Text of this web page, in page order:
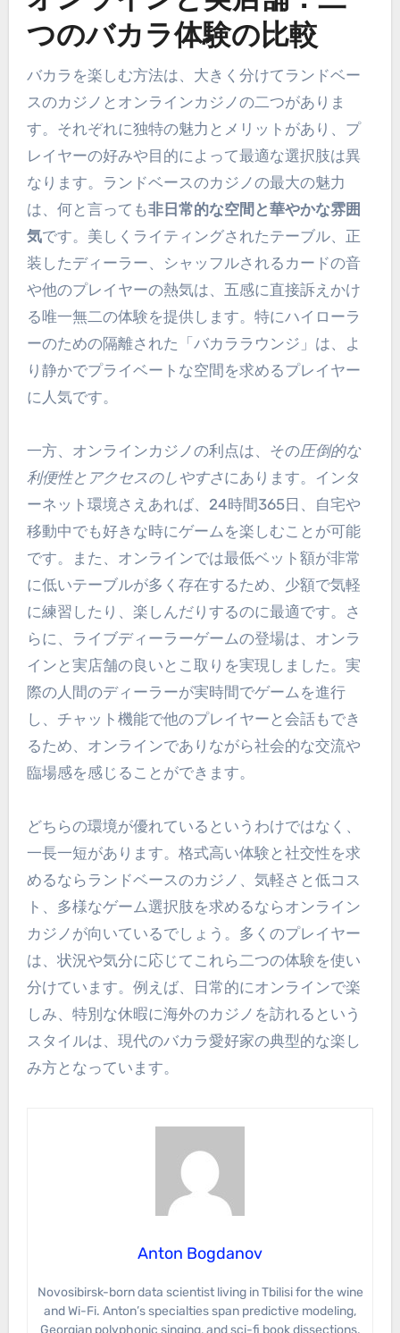
つのバカラ体験の比較
バカラを楽しむ方法は、大きく分けてランドベー
スのカジノとオンラインカジノの二つがありま
す。それぞれに独特の魅力とメリットがあり、プ
レイヤーの好みや目的によって最適な選択肢は異
なります。ランドベースのカジノの最大の魅力
は、何と言っても非日常的な空間と華やかな雰囲
気です。美しくライティングされたテーブル、正
装したディーラー、シャッフルされるカードの音
や他のプレイヤーの熱気は、五感に直接訴えかけ
る唯一無二の体験を提供します。特にハイローラ
ーのための隔離された「バカララウンジ」は、よ
り静かでプライベートな空間を求めるプレイヤー
に人気です。
一方、オンラインカジノの利点は、その圧倒的な
利便性とアクセスのしやすさにあります。インタ
ーネット環境さえあれば、24時間365日、自宅や
移動中でも好きな時にゲームを楽しむことが可能
です。また、オンラインでは最低ベット額が非常
に低いテーブルが多く存在するため、少額で気軽
に練習したり、楽しんだりするのに最適です。さ
らに、ライブディーラーゲームの登場は、オンラ
インと実店舗の良いとこ取りを実現しました。実
際の人間のディーラーが実時間でゲームを進行
し、チャット機能で他のプレイヤーと会話もでき
るため、オンラインでありながら社会的な交流や
臨場感を感じることができます。
どちらの環境が優れているというわけではなく、
一長一短があります。格式高い体験と社交性を求
めるならランドベースのカジノ、気軽さと低コス
ト、多様なゲーム選択肢を求めるならオンライン
カジノが向いているでしょう。多くのプレイヤー
は、状況や気分に応じてこれら二つの体験を使い
分けています。例えば、日常的にオンラインで楽
しみ、特別な休暇に海外のカジノを訪れるという
スタイルは、現代のバカラ愛好家の典型的な楽し
み方となっています。
Anton Bogdanov
Novosibirsk-born data scientist living in Tbilisi for the wine
and Wi-Fi. Anton’s specialties span predictive modeling,